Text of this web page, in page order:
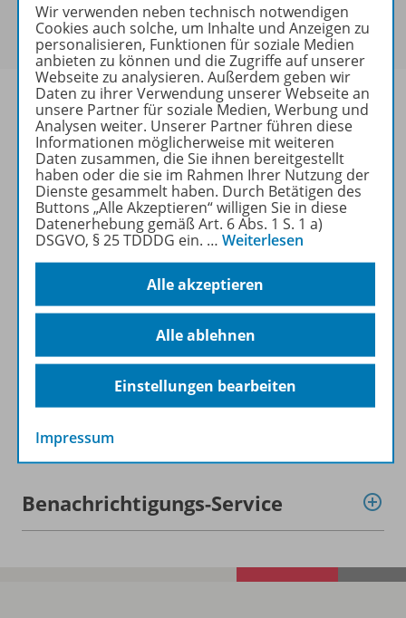
Studenten/Studentinnen und Universitätslehrenden
erworben werden.
Produktinformationen
Beschreibung
Lizenzbedingungen
Zugehörige Produkte
Demoversion
Benachrichtigungs-Service
Wir verwenden neben technisch notwendigen
Cookies auch solche, um Inhalte und Anzeigen zu
personalisieren, Funktionen für soziale Medien
anbieten zu können und die Zugriffe auf unserer
Webseite zu analysieren. Außerdem geben wir
Daten zu ihrer Verwendung unserer Webseite an
unsere Partner für soziale Medien, Werbung und
Analysen weiter. Unserer Partner führen diese
Informationen möglicherweise mit weiteren
Daten zusammen, die Sie ihnen bereitgestellt
haben oder die sie im Rahmen Ihrer Nutzung der
Dienste gesammelt haben. Durch Betätigen des
Buttons „Alle Akzeptieren“ willigen Sie in diese
Datenerhebung gemäß Art. 6 Abs. 1 S. 1 a)
DSGVO, § 25 TDDDG ein. … Weiterlesen
Alle akzeptieren
Alle ablehnen
Einstellungen bearbeiten
Impressum